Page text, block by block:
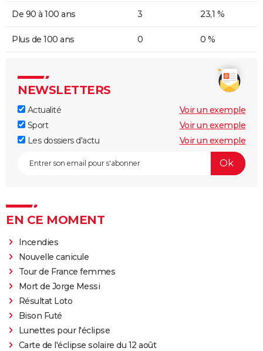
De 90 à 100 ans 3 23,1 %
Plus de 100 ans 0 0 %
NEWSLETTERS
Actualité
Voir un exemple
Sport
Voir un exemple
Les dossiers d'actu
Voir un exemple
EN CE MOMENT
Incendies
Nouvelle canicule
Tour de France femmes
Mort de Jorge Messi
Résultat Loto
Bison Futé
Lunettes pour l'éclipse
Carte de l'éclipse solaire du 12 août